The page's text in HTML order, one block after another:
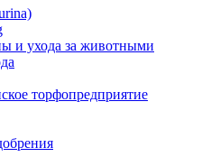
и ухода за животными
торфопредприятие